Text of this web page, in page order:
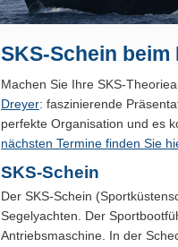
SKS-Schein
Machen Sie Ihre SKS-
Dreyer: faszinierende
perfekte Organisation und es
nächsten Termine finden Sie
SKS-Schein
Der SKS-Schein
Segelyachten. Der
Antriebsmaschine. In der